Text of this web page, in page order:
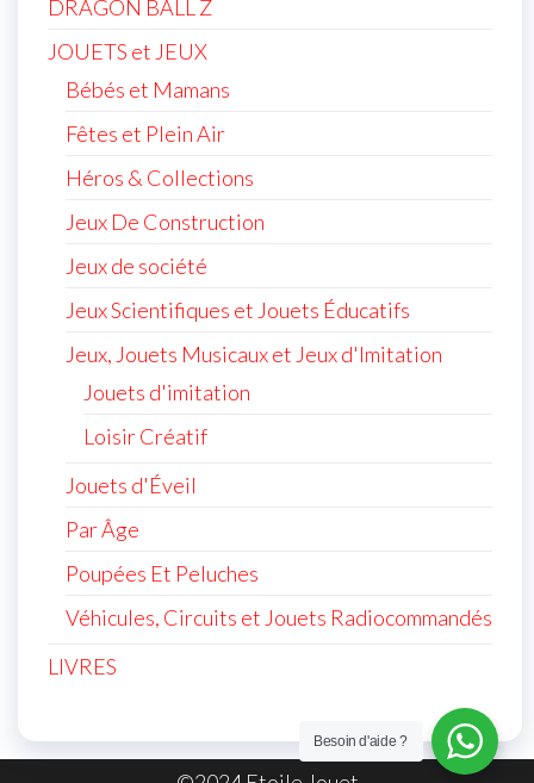
DRAGON BALL Z
JOUETS et JEUX
Bébés et Mamans
Fêtes et Plein Air
Héros & Collections
Jeux De Construction
Jeux de société
Jeux Scientifiques et Jouets Éducatifs
Jeux, Jouets Musicaux et Jeux d'Imitation
Jouets d'imitation
Loisir Créatif
Jouets d'Éveil
Par Âge
Poupées Et Peluches
Véhicules, Circuits et Jouets Radiocommandés
LIVRES
Besoin d'aide ?